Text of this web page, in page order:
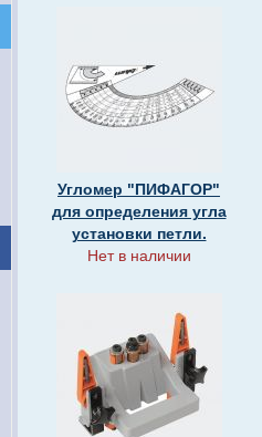
Угломер "ПИФАГОР"
для определения угла
установки петли.
Нет в наличии